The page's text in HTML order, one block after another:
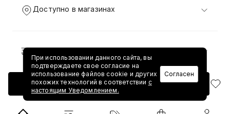
Добавить в корзину
Доступно в магазинах
Доставка и возврат
При использовании данного сайта, вы
подтверждаете свое согласие на
использование файлов cookie и других
похожих технологий в соответствии с
настоящим Уведомлением.
Согласен